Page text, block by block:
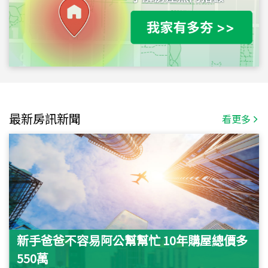
最新房訊新聞 看更多
新手爸爸不容易阿公幫幫忙 10年購屋總價多
550萬